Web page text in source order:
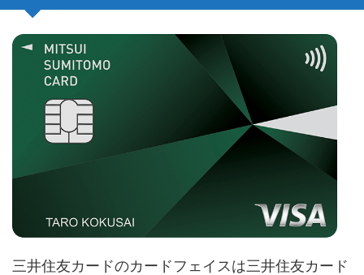
三井住友カードのカードフェイスは三井住友カード